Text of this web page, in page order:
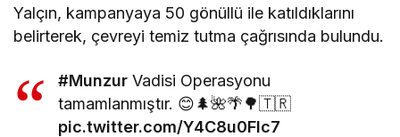
Yalçın, kampanyaya 50 gönüllü ile katıldıklarını
belirterek, çevreyi temiz tutma çağrısında bulundu.
#Munzur Vadisi Operasyonu
tamamlanmıştır. 😊🌲🌺🌴🌳🇹🇷
pic.twitter.com/Y4C8u0Flc7